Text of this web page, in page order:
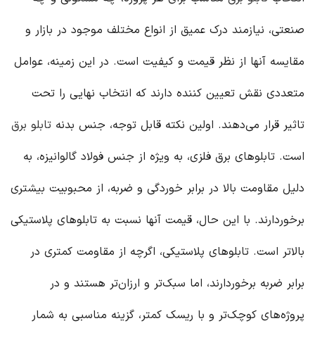
صنعتی، نیازمند درک عمیق از انواع مختلف موجود در بازار و
مقایسه آنها از نظر قیمت و کیفیت است. در این زمینه، عوامل
متعددی نقش تعیین کننده دارند که انتخاب نهایی را تحت
تاثیر قرار می‌دهند. اولین نکته قابل توجه، جنس بدنه تابلو برق
است. تابلوهای برق فلزی، به ویژه از جنس فولاد گالوانیزه، به
دلیل مقاومت بالا در برابر خوردگی و ضربه، از محبوبیت بیشتری
برخوردارند. با این حال، قیمت آنها نسبت به تابلوهای پلاستیکی
بالاتر است. تابلوهای پلاستیکی، اگرچه از مقاومت کمتری در
برابر ضربه برخوردارند، اما سبک‌تر و ارزان‌تر هستند و در
پروژه‌های کوچک‌تر و با ریسک کمتر، گزینه مناسبی به شمار